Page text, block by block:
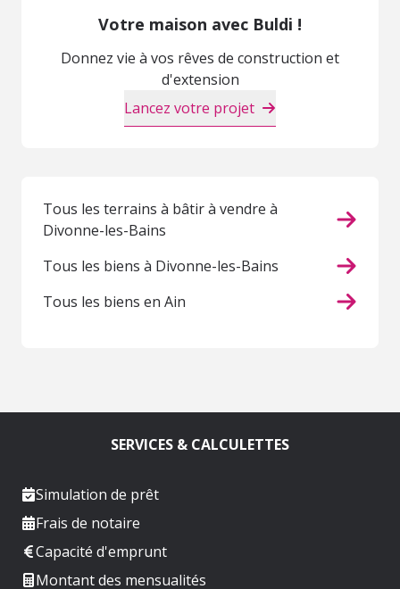
Votre maison avec Buldi !
Donnez vie à vos rêves de construction et
d'extension
Lancez votre projet
Tous les terrains à bâtir à vendre à
Divonne-les-Bains
Tous les biens à Divonne-les-Bains
Tous les biens en Ain
SERVICES & CALCULETTES
Simulation de prêt
Frais de notaire
Capacité d'emprunt
Montant des mensualités